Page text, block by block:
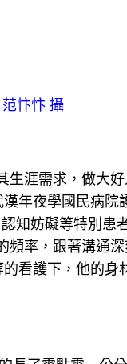
忭忭 攝
生涯需求，做大
年夜學國民病
知妨礙等特別患
頻率，跟著溝通
看護下，他的